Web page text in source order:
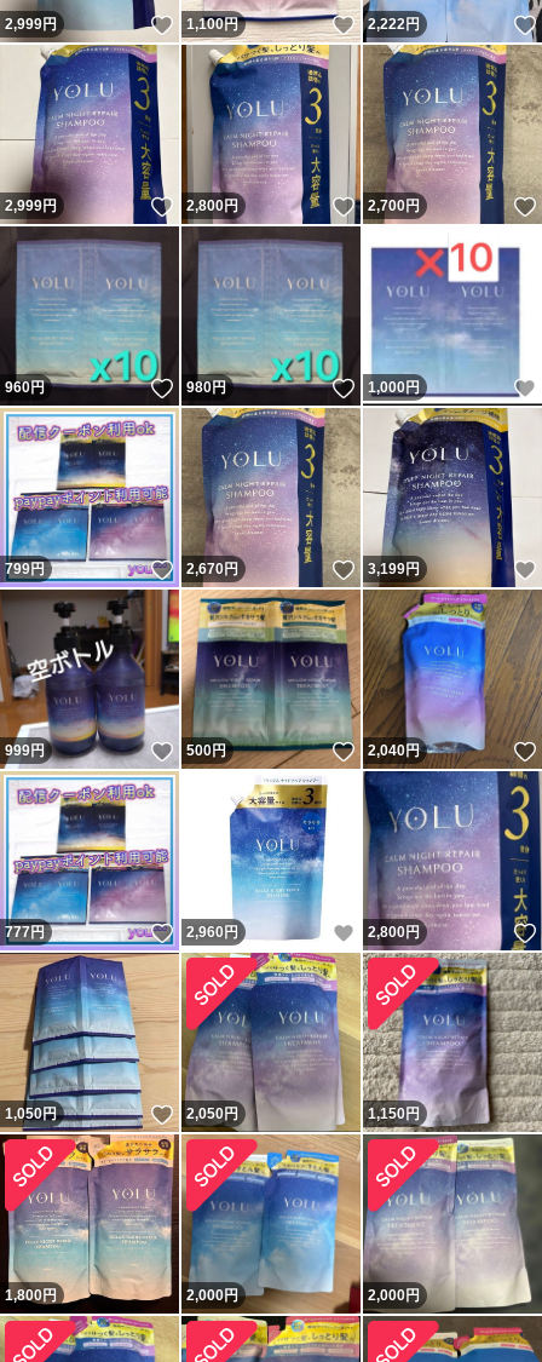
2,999円 いいね！
1,100円 いいね！
2,222円
2,999円 いいね！
2,800円 いいね！
2,700円
960円 いいね！
980円 いいね！
1,000円
799円 いいね！
2,670円 いいね！
3,199円
999円 いいね！
500円 いいね！
2,040円
777円 いいね！
2,960 円 いいね！
2,800円
1,050円 いいね！
2,050円 1,150円
1,800円 2,000円 2,000円